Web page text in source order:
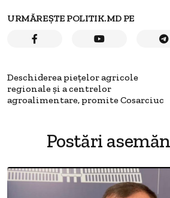
URMĂREȘTE POLITIK.MD PE
Deschiderea pieţelor agricole
regionale şi a centrelor
agroalimentare, promite Cosarciuc
Postări